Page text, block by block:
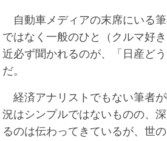
自動車メディアの末席にいる
ではなく一般のひと（クルマ好
近必ず聞かれるのが、「日産ど
だ。
経済アナリストでもない筆者
況はシンプルではないものの、
るのは伝わってきているが、世